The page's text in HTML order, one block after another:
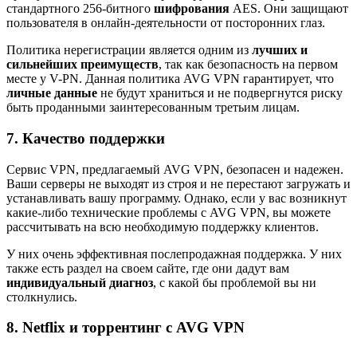
стандартного 256-битного шифрования AES. Они защищают
пользователя в онлайн-деятельности от посторонних глаз.
Политика нерегистрации является одним из лучших и
сильнейших преимуществ, так как безопасность на первом
месте у V-PN. Данная политика AVG VPN гарантирует, что
личные данные не будут храниться и не подвергнутся риску
быть проданными заинтересованным третьим лицам.
7. Качество поддержки
Сервис VPN, предлагаемый AVG VPN, безопасен и надежен.
Ваши серверы не выходят из строя и не перестают загружать и
устанавливать вашу программу. Однако, если у вас возникнут
какие-либо технические проблемы с AVG VPN, вы можете
рассчитывать на всю необходимую поддержку клиентов.
У них очень эффективная послепродажная поддержка. У них
также есть раздел на своем сайте, где они дадут вам
индивидуальный диагноз, с какой бы проблемой вы ни
столкнулись.
8. Netflix и торрентинг с AVG VPN